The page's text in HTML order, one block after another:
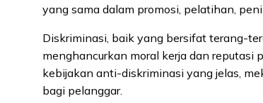
yang sama dalam promosi, pelatihan,
Diskriminasi, baik yang bersifat terang-
menghancurkan moral kerja dan reputasi
kebijakan anti-diskriminasi yang jelas,
bagi pelanggar.